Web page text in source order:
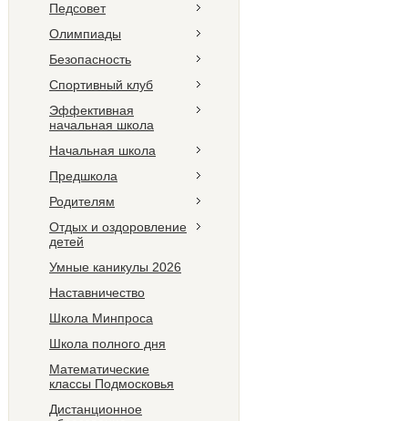
Педсовет
Олимпиады
Безопасность
Спортивный клуб
Эффективная
начальная школа
Начальная школа
Предшкола
Родителям
Отдых и оздоровление
детей
Умные каникулы 2026
Наставничество
Школа Минпроса
Школа полного дня
Математические
классы Подмосковья
Дистанционное